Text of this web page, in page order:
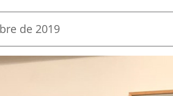
de 2019